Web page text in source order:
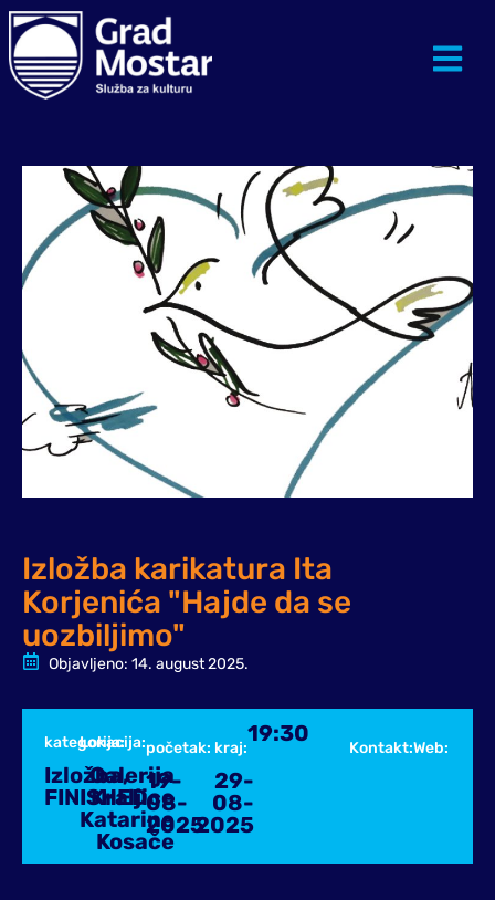
Izložba karikatura Ita
Korjenića "Hajde da se
uozbiljimo"
Objavljeno: 14. august 2025.
kategorija:
Izložba,
FINISHED
Lokacija:
Galerija
Kraljice
Katarine
Kosače
početak:
19-
08-
2025
kraj:
29-
08-
2025
19:30
Kontakt:Web: